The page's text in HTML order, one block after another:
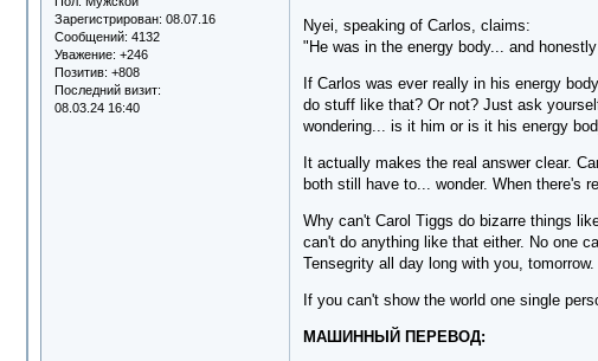
Зарегистрирован: 08.07.16
Сообщений: 4132
Уважение: +246
Позитив: +808
Последний визит:
08.03.24 16:40
Nyei, speaking of Carlos, claims:
"He was in the energy body... and
If Carlos was ever really in his energy
do stuff like that? Or not? Just ask
wondering... is it him or is it his energy
It actually makes the real answer clear.
both still have to... wonder. When there's
Why can't Carol Tiggs do bizarre things
can't do anything like that either. No one
Tensegrity all day long with you,
If you can't show the world one single
МАШИННЫЙ ПЕРЕВОД: